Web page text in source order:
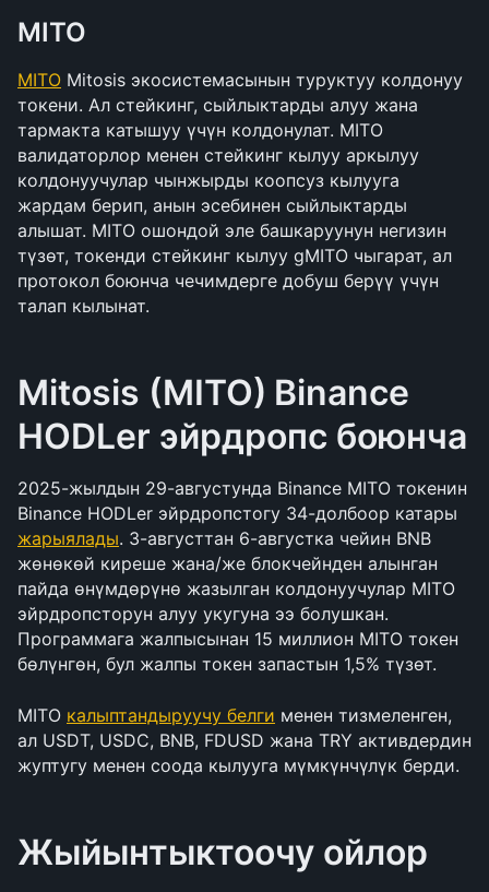
MITO
MITO Mitosis экосистемасынын туруктуу колдонуу
токени. Ал стейкинг, сыйлыктарды алуу жана
тармакта катышуу үчүн колдонулат. MITO
валидаторлор менен стейкинг кылуу аркылуу
колдонуучулар чынжырды коопсуз кылууга
жардам берип, анын эсебинен сыйлыктарды
алышат. MITO ошондой эле башкаруунун негизин
түзөт, токенди стейкинг кылуу gMITO чыгарат, ал
протокол боюнча чечимдерге добуш берүү үчүн
талап кылынат.
Mitosis (MITO) Binance
HODLer эйрдропс боюнча
2025-жылдын 29-августунда Binance MITO токенин
жарыялады. 3-августтан 6-августка чейин BNB
жөнөкөй киреше жана/же блокчейнден алынган
пайда өнүмдөрүнө жазылган колдонуучулар MITO
эйрдропсторун алуу укугуна ээ болушкан.
Программага жалпысынан 15 миллион MITO токен
бөлүнгөн, бул жалпы токен запастын 1,5% түзөт.
MITO калыптандыруучу белги менен тизмеленген,
ал USDT, USDC, BNB, FDUSD жана TRY активдердин
жуптугу менен соода кылууга мүмкүнчүлүк берди.
Жыйынтыктоочу ойлор